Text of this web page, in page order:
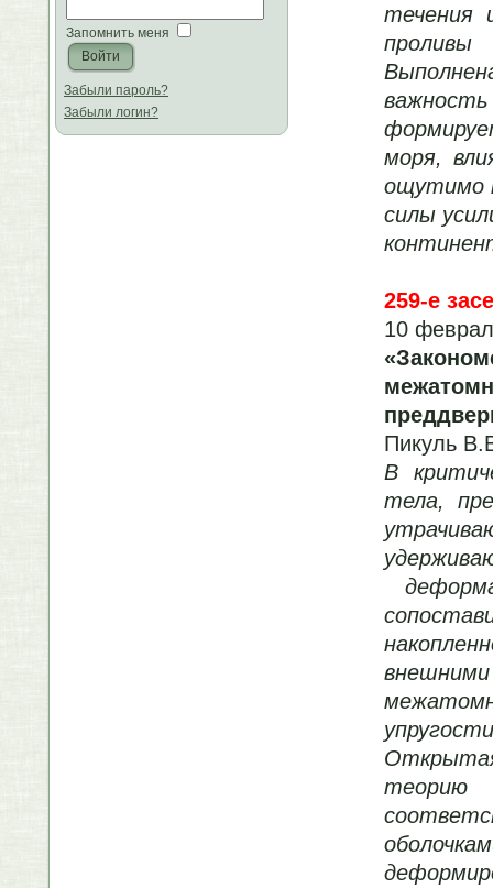
Запомнить меня
Забыли пароль?
Забыли логин?
течения
моря,
ощутимо
силы
259-е
10
Пикуль
В
тела,